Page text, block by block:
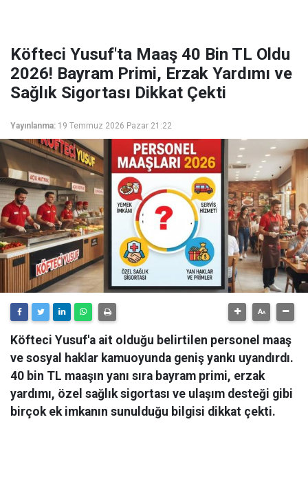
Köfteci Yusuf'ta Maaş 40 Bin TL Oldu
2026! Bayram Primi, Erzak Yardımı ve
Sağlık Sigortası Dikkat Çekti
Yayınlanma: 19 Temmuz 2026 Pazar 21:22
Köfteci Yusuf'a ait olduğu belirtilen personel maaş
ve sosyal haklar kamuoyunda geniş yankı uyandırdı.
40 bin TL maaşın yanı sıra bayram primi, erzak
yardımı, özel sağlık sigortası ve ulaşım desteği gibi
birçok ek imkanın sunulduğu bilgisi dikkat çekti.